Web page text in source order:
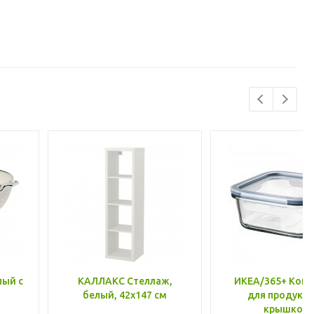
с
КАЛЛАКС Стеллаж,
белый, 42x147 см
ИКЕА/365+
для
крышкой,